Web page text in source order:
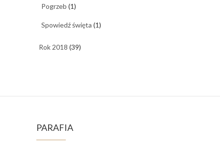
Pogrzeb (1)
Spowiedź święta (1)
Rok 2018 (39)
PARAFIA